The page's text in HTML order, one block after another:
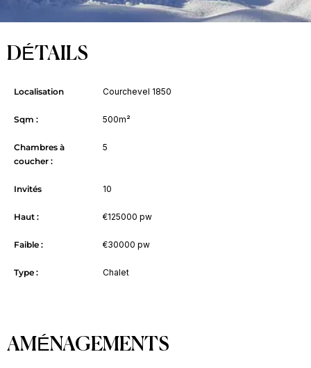
DÉTAILS
Localisation Courchevel 1850
Sqm : 500m²
Chambres à
coucher :
5
Invités 10
Haut : €125000 pw
Faible : €30000 pw
Type : Chalet
AMÉNAGEMENTS